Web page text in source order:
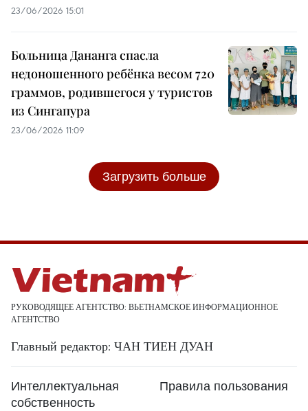
23/06/2026 15:01
Больница Дананга спасла
недоношенного ребёнка весом 720
граммов, родившегося у туристов
из Сингапура
23/06/2026 11:09
Загрузить больше
РУКОВОДЯЩЕЕ АГЕНТСТВО: ВЬЕТНАМСКОЕ ИНФОРМАЦИОННОЕ
АГЕНТСТВО
Главный редактор: ЧАН ТИЕН ДУАН
Интеллектуальная
собственность
Правила пользования